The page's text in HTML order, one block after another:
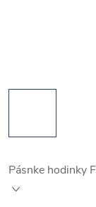
Pásnke hodinky